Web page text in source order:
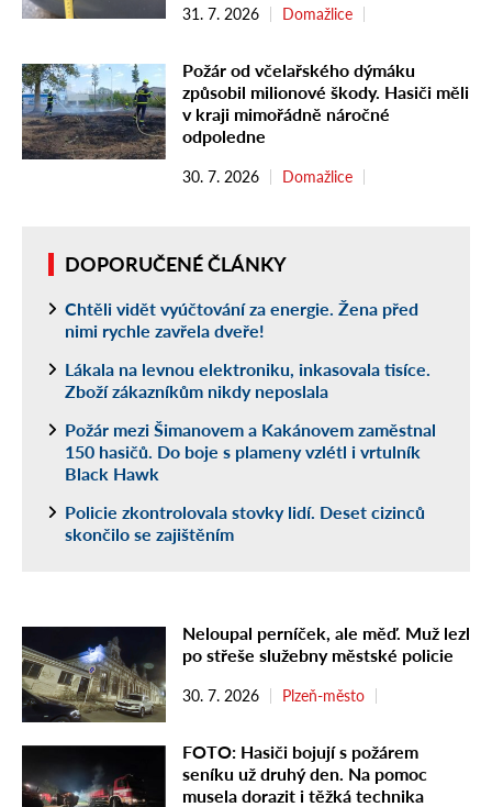
31. 7. 2026 Domažlice
Požár od včelařského dýmáku
způsobil milionové škody. Hasiči měli
v kraji mimořádně náročné
odpoledne
30. 7. 2026 Domažlice
DOPORUČENÉ ČLÁNKY
Chtěli vidět vyúčtování za energie. Žena před
nimi rychle zavřela dveře!
Lákala na levnou elektroniku, inkasovala tisíce.
Zboží zákazníkům nikdy neposlala
Požár mezi Šimanovem a Kakánovem zaměstnal
150 hasičů. Do boje s plameny vzlétl i vrtulník
Black Hawk
Policie zkontrolovala stovky lidí. Deset cizinců
skončilo se zajištěním
Neloupal perníček, ale měď. Muž lezl
po střeše služebny městské policie
30. 7. 2026 Plzeň-město
FOTO: Hasiči bojují s požárem
seníku už druhý den. Na pomoc
musela dorazit i těžká technika